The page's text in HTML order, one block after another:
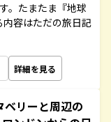
。たまたま『地球
容はただの旅日記
詳細を見る
ベリーと周辺の